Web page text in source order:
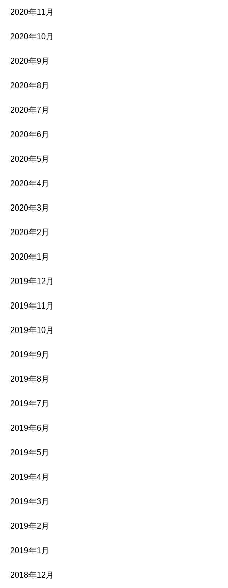
2020年11月
2020年10月
2020年9月
2020年8月
2020年7月
2020年6月
2020年5月
2020年4月
2020年3月
2020年2月
2020年1月
2019年12月
2019年11月
2019年10月
2019年9月
2019年8月
2019年7月
2019年6月
2019年5月
2019年4月
2019年3月
2019年2月
2019年1月
2018年12月